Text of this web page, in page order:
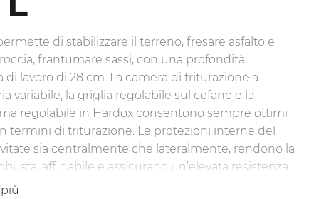
di stabilizzare il terreno, fresare asfalto e
frantumare sassi, con una profondità
di lavoro di 28 cm. La camera di triturazione a
variabile, la griglia regolabile sul cofano e la
regolabile in Hardox consentono sempre ottimi
termini di triturazione. Le protezioni interne del
sia centralmente che lateralmente, rendono la
affidabile e assicurano un’elevata resistenza
Il comodo indicatore di profondità permette il